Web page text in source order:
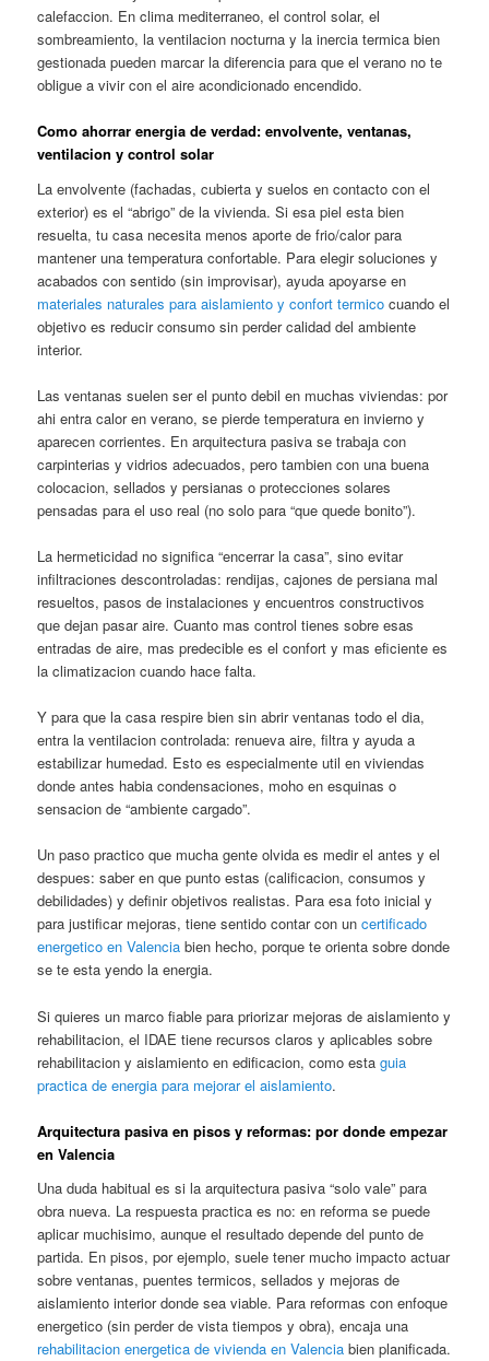
calefaccion. En clima mediterraneo, el control solar, el
sombreamiento, la ventilacion nocturna y la inercia termica bien
gestionada pueden marcar la diferencia para que el verano no te
obligue a vivir con el aire acondicionado encendido.
Como ahorrar energia de verdad: envolvente, ventanas,
ventilacion y control solar
La envolvente (fachadas, cubierta y suelos en contacto con el
exterior) es el “abrigo” de la vivienda. Si esa piel esta bien
resuelta, tu casa necesita menos aporte de frio/calor para
mantener una temperatura confortable. Para elegir soluciones y
acabados con sentido (sin improvisar), ayuda apoyarse en
materiales naturales para aislamiento y confort termico cuando el
objetivo es reducir consumo sin perder calidad del ambiente
interior.
Las ventanas suelen ser el punto debil en muchas viviendas: por
ahi entra calor en verano, se pierde temperatura en invierno y
aparecen corrientes. En arquitectura pasiva se trabaja con
carpinterias y vidrios adecuados, pero tambien con una buena
colocacion, sellados y persianas o protecciones solares
pensadas para el uso real (no solo para “que quede bonito”).
La hermeticidad no significa “encerrar la casa”, sino evitar
infiltraciones descontroladas: rendijas, cajones de persiana mal
resueltos, pasos de instalaciones y encuentros constructivos
que dejan pasar aire. Cuanto mas control tienes sobre esas
entradas de aire, mas predecible es el confort y mas eficiente es
la climatizacion cuando hace falta.
Y para que la casa respire bien sin abrir ventanas todo el dia,
entra la ventilacion controlada: renueva aire, filtra y ayuda a
estabilizar humedad. Esto es especialmente util en viviendas
donde antes habia condensaciones, moho en esquinas o
sensacion de “ambiente cargado”.
Un paso practico que mucha gente olvida es medir el antes y el
despues: saber en que punto estas (calificacion, consumos y
debilidades) y definir objetivos realistas. Para esa foto inicial y
para justificar mejoras, tiene sentido contar con uncertificado
energetico en Valencia bien hecho, porque te orienta sobre donde
se te esta yendo la energia.
Si quieres un marco fiable para priorizar mejoras de aislamiento y
rehabilitacion, el IDAE tiene recursos claros y aplicables sobre
rehabilitacion y aislamiento en edificacion, como estaguia
practica de energia para mejorar el aislamiento.
Arquitectura pasiva en pisos y reformas: por donde empezar
en Valencia
Una duda habitual es si la arquitectura pasiva “solo vale” para
obra nueva. La respuesta practica es no: en reforma se puede
aplicar muchisimo, aunque el resultado depende del punto de
partida. En pisos, por ejemplo, suele tener mucho impacto actuar
sobre ventanas, puentes termicos, sellados y mejoras de
aislamiento interior donde sea viable. Para reformas con enfoque
energetico (sin perder de vista tiempos y obra), encaja una
rehabilitacion energetica de vivienda en Valencia bien planificada.